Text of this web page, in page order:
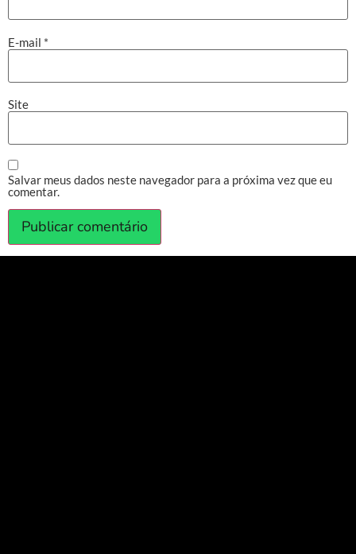
E-mail *
Site
Salvar meus dados neste navegador para a próxima vez que eu
comentar.